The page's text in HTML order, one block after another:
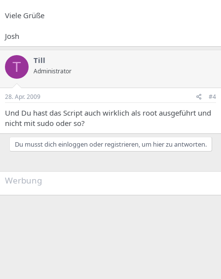
Viele Grüße
Josh
T Till
Administrator
28. Apr. 2009 #4
Und Du hast das Script auch wirklich als root ausgeführt und
nicht mit sudo oder so?
Du musst dich einloggen oder registrieren, um hier zu antworten.
Werbung